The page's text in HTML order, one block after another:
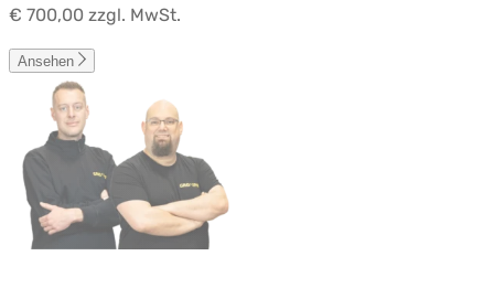
€ 700,00 zzgl. MwSt.
Ansehen